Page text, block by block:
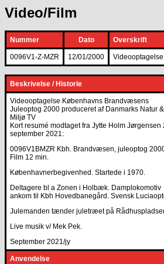
Video/Film
Nummer Dato Overskrift
0096V1-Z-MZR 12/01/2000
Beskrivelse / Historie
Videooptagelse Københavns Brandvæsens
Juleoptog 2000 produceret af Danmarks Natur &
Miljø TV
Kort resumé modtaget fra Jytte Holm Jørgensen
september 2021:
0096V1BMZR Kbh. Brandvæsen, juleoptog
Film 12 min.
Københavnerbegivenhed. Startede i 1970.
Deltagere bl a Zonen i Holbæk. Damplokomotiv
ankom til Kbh Hovedbanegård. Svensk
Julemanden tænder juletræet på
Live musik v/ Mek Pek.
September 2021/jy
Anvendelse